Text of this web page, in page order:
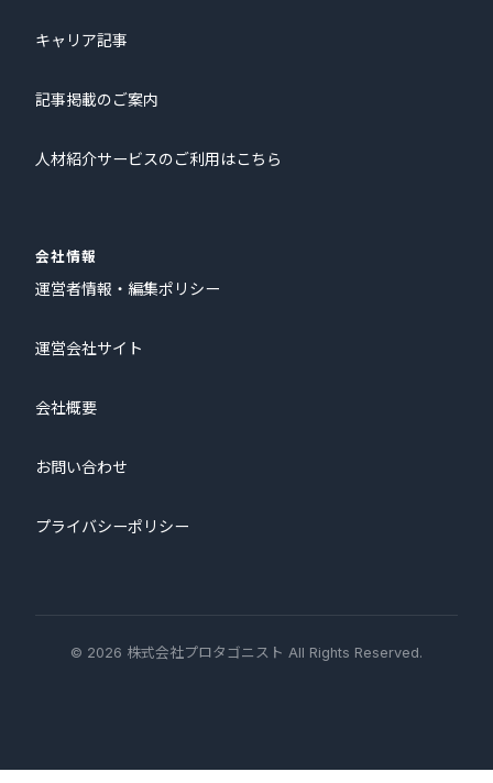
キャリア記事
記事掲載のご案内
人材紹介サービスのご利用はこちら
会社情報
運営者情報・編集ポリシー
運営会社サイト
会社概要
お問い合わせ
プライバシーポリシー
© 2026 株式会社プロタゴニスト All Rights Reserved.